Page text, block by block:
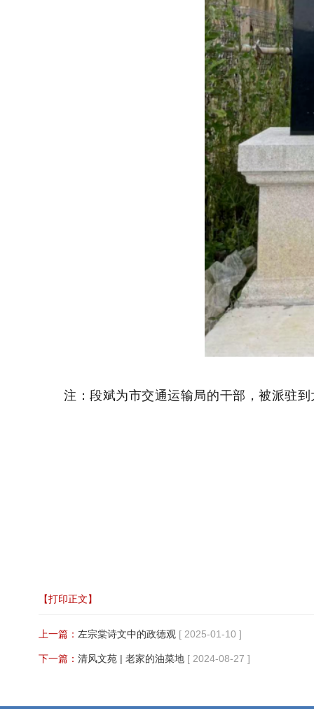
注：段斌为市交通运输局的干部，被派驻
【打印正文】
上一篇： 左宗棠诗文中的政德观 [ 2025-01-10 ]
下一篇： 清风文苑 | 老家的油菜地 [ 2024-08-27 ]